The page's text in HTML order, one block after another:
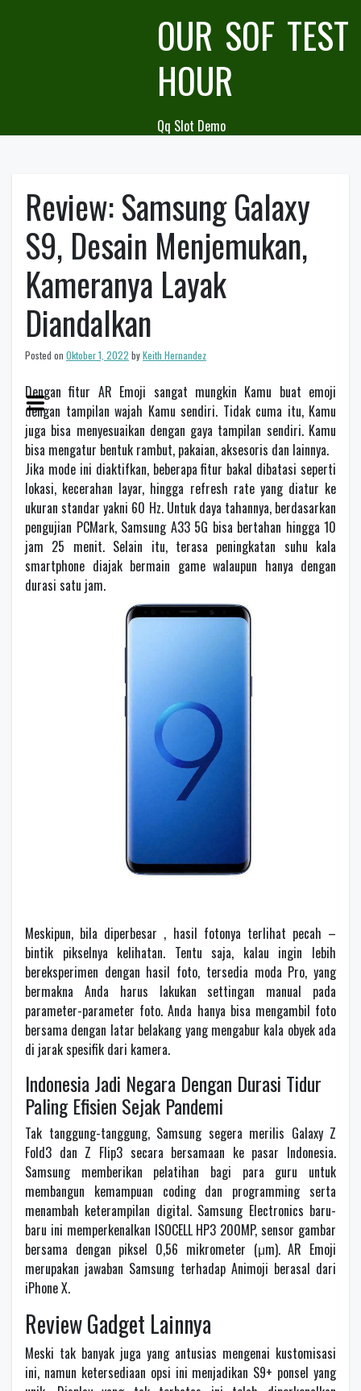
OUR SOF TEST
HOUR
Qq Slot Demo
Review: Samsung Galaxy
S9, Desain Menjemukan,
Kameranya Layak
Diandalkan
Posted on Oktober 1, 2022 byKeith Hernandez
Dengan fitur AR Emoji sangat mungkin Kamu buat emoji
dengan tampilan wajah Kamu sendiri. Tidak cuma itu, Kamu
juga bisa menyesuaikan dengan gaya tampilan sendiri. Kamu
bisa mengatur bentuk rambut, pakaian, aksesoris dan lainnya.
Jika mode ini diaktifkan, beberapa fitur bakal dibatasi seperti
lokasi, kecerahan layar, hingga refresh rate yang diatur ke
ukuran standar yakni 60 Hz. Untuk daya tahannya, berdasarkan
pengujian PCMark, Samsung A33 5G bisa bertahan hingga 10
jam 25 menit. Selain itu, terasa peningkatan suhu kala
smartphone diajak bermain game walaupun hanya dengan
durasi satu jam.
Meskipun, bila diperbesar , hasil fotonya terlihat pecah –
bintik pikselnya kelihatan. Tentu saja, kalau ingin lebih
bereksperimen dengan hasil foto, tersedia moda Pro, yang
bermakna Anda harus lakukan settingan manual pada
parameter-parameter foto. Anda hanya bisa mengambil foto
bersama dengan latar belakang yang mengabur kala obyek ada
di jarak spesifik dari kamera.
Indonesia Jadi Negara Dengan Durasi Tidur
Paling Efisien Sejak Pandemi
Tak tanggung-tanggung, Samsung segera merilis Galaxy Z
Fold3 dan Z Flip3 secara bersamaan ke pasar Indonesia.
Samsung memberikan pelatihan bagi para guru untuk
membangun kemampuan coding dan programming serta
menambah keterampilan digital. Samsung Electronics baru-
baru ini memperkenalkan ISOCELL HP3 200MP, sensor gambar
bersama dengan piksel 0,56 mikrometer (μm). AR Emoji
merupakan jawaban Samsung terhadap Animoji berasal dari
iPhone X.
Review Gadget Lainnya
Meski tak banyak juga yang antusias mengenai kustomisasi
ini, namun ketersediaan opsi ini menjadikan S9+ ponsel yang